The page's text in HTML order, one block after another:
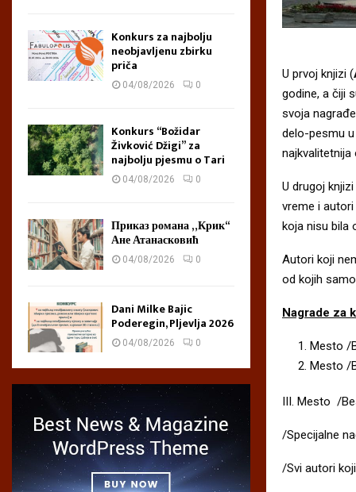
U prvoj knjizi (
godine, a čiji
svoja
delo-pesmu
najkvalitetnija
U drugoj
vreme i
koja nisu bila
Autori koji
od kojih
Nagrade za
Mesto /
Mesto /
III. Mesto /
/Specijalne
/Svi autori
Konkurs za najbolju
neobjavljenu zbirku
priča
04/08/2026 0
Konkurs “Božidar
Živković Džigi” za
najbolju pjesmu o Tari
04/08/2026 0
Приказ романа „Крик“
Ане Атанасковић
04/08/2026 0
Dani Milke Bajic
Poderegin, Pljevlja 2026
04/08/2026 0